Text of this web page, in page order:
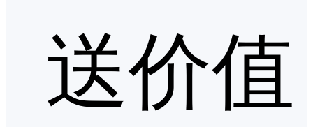
送价值